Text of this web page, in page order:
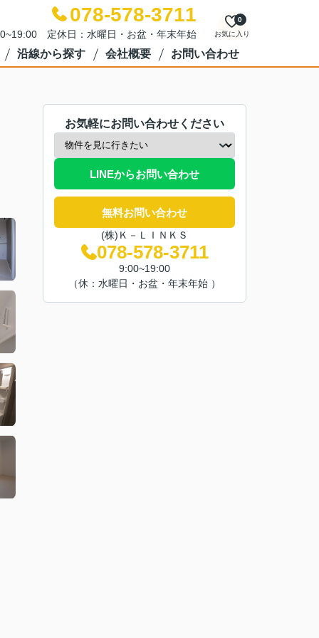
078-578-3711
定休日：水曜日・お盆・年末年始 お気に入り
0
沿線から探す 会社概要 お問い合わせ
お気軽にお問い合わせください
LINEからお問い合わせ
無料お問い合わせ
(株)Ｋ－ＬＩＮＫＳ
078-578-3711
9:00~19:00
（休：水曜日・お盆・年末年始 ）